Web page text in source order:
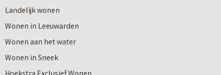
t
d
o
e
e
r
G
r
a
o
v
e
r
Landelijk wonen
Wonen in Leeuwarden
Wonen aan het water
Wonen in Sneek